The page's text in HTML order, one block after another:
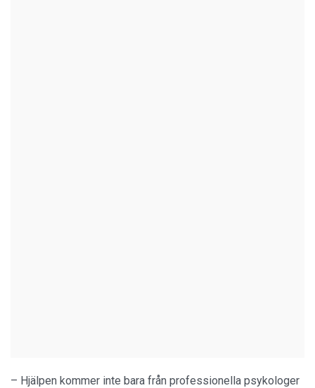
– Hjälpen kommer inte bara från professionella psykologer